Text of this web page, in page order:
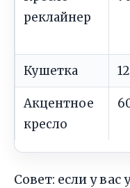
реклайнер
Кушетка
Акцентное
кресло
Совет: если у